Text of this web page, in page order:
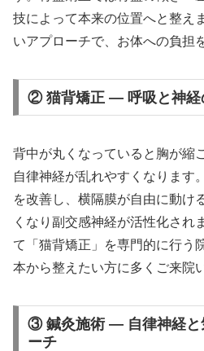
技によって本来の位置へと整え
いアプローチで、お体への負担
② 猫背矯正 — 呼吸と神経
背中が丸くなっていると胸が縮
自律神経が乱れやすくなります
を改善し、横隔膜が自由に動け
くなり副交感神経が活性化され
て「猫背矯正」を専門的に行う
本から整えたい方に多くご来院
③ 鍼灸施術 — 自律神経と
ーチ